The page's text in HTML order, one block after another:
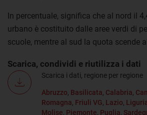
In percentuale, significa che al nord il
urbano è costituito dalle aree verdi di
scuole, mentre al sud la quota scende
Scarica, condividi e riutilizza i dati
Scarica i dati, regione per regione
Abruzzo Basilicata Calabria
Romagna Friuli VG Lazio
Molise Piemonte Puglia